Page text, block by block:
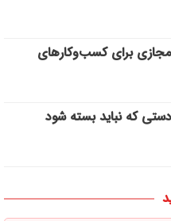
برای کسب‌وکارهای
که نباید بسته شود